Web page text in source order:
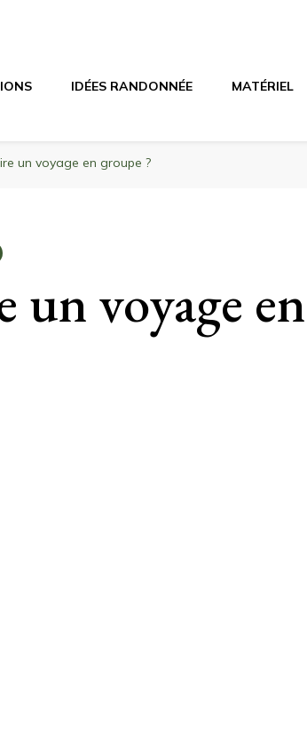
IDÉES RANDONNÉE MATÉRIEL
un voyage en groupe ?
voyage en